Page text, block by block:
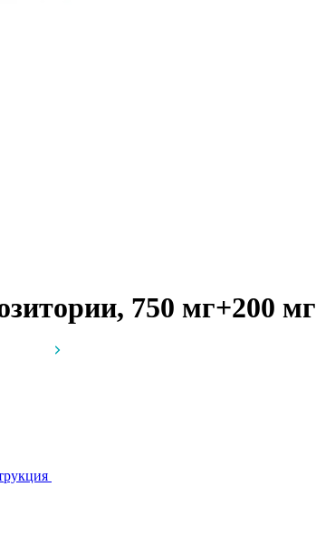
750 мг+200 мг